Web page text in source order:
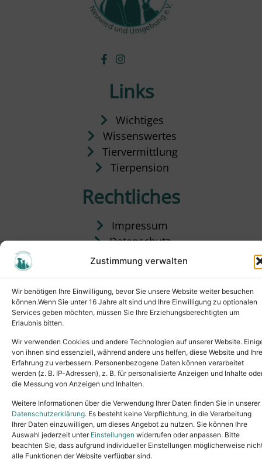
Zustimmung verwalten
Wir benötigen Ihre Einwilligung, bevor Sie unsere Website weiter besuchen
können.Wenn Sie unter 16 Jahre alt sind und Ihre Einwilligung zu optionalen
Services geben möchten, müssen Sie Ihre Erziehungsberechtigten um
Erlaubnis bitten.
Wir verwenden Cookies und andere Technologien auf unserer Website.
von ihnen sind essenziell, während andere uns helfen, diese Website und Ihre
Erfahrung zu verbessern. Personenbezogene Daten können verarbeitet
werden (z. B. IP-Adressen), z. B. für personalisierte Anzeigen und Inhalte
die Messung von Anzeigen und Inhalten.
Weitere Informationen über die Verwendung Ihrer Daten finden Sie in unserer
Datenschutzerklärung. Es besteht keine Verpflichtung, in die Verarbeitung
Ihrer Daten einzuwilligen, um dieses Angebot zu nutzen. Sie können Ihre
Auswahl jederzeit unter Einstellungen widerrufen oder anpassen. Bitte
beachten Sie, dass aufgrund individueller Einstellungen möglicherweise
alle Funktionen der Website verfügbar sind.
Links
Wichtiges
Wissenswertes
Tiervermittlung
Tierpension
Rechtliches
Impressum
Datenschutz
Satzung
Copyright © 2024. All rights reserved.
Tel.: (02631) 55356buero@tierheim-neuwied.de
Ludwigshof 1, 56567 Neuwied